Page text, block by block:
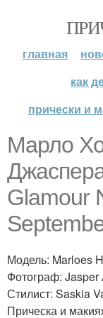
главная
как
прически и
Марло
Glamour
Модель: Marloes
Фотограф: Jasper
Стилист: Saskia
Прическа и